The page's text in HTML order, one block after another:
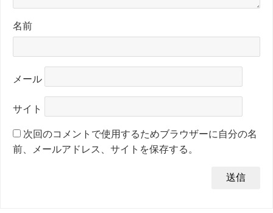
名前
メール
サイト
次回のコメントで使用するためブラウザーに自分の名
前、メールアドレス、サイトを保存する。